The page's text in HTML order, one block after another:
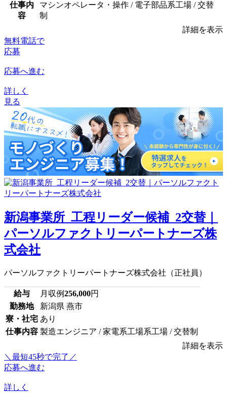
仕事内
容
マシンオペレータ・操作 / 電子部品系工場 / 交替
制
詳細を表示
無料電話で
応募
応募へ進む
詳しく
見る
新潟事業所_工程リーダー候補_2交替｜
パーソルファクトリーパートナーズ株
式会社
パーソルファクトリーパートナーズ株式会社（正社員）
給与 月収例256,000円
勤務地
新潟県 燕市
寮・社宅 あり
仕事内容 製造エンジニア / 家電系工場系工場 / 交替制
詳細を表示
＼最短45秒で完了／
応募へ進む
詳しく